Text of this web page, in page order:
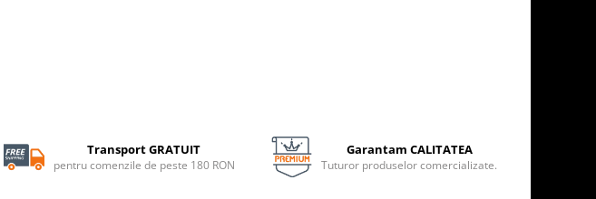
Transport GRATUIT
pentru comenzile de peste 180 RON
Garantam CALITATEA
Tuturor produselor comercializate.